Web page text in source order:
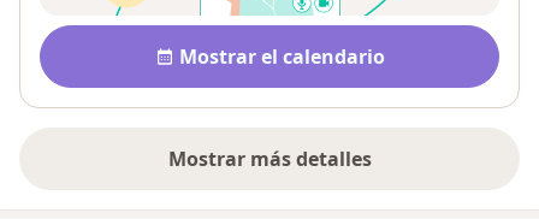
Disponibilidad
Mostrar el calendario
Mostrar más detalles
sobre la dirección